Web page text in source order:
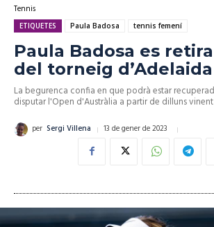
Tennis
ETIQUETES Paula Badosa tennis femení
Paula Badosa es
del torneig d’Adelaida
La begurenca confia en que podrà estar
disputar l'Open d'Austràlia a partir de dilluns vinent
per Sergi Villena 13 de gener de 2023